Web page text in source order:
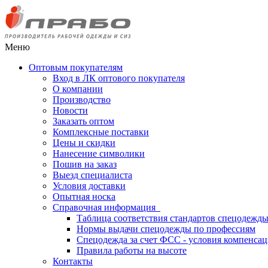
Меню
Оптовым покупателям
Вход в ЛК оптового покупателя
О компании
Производство
Новости
Заказать оптом
Комплексные поставки
Цены и скидки
Нанесение символики
Пошив на заказ
Выезд специалиста
Условия доставки
Опытная носка
Справочная информация
Таблица соответствия стандартов спецодежды
Нормы выдачи спецодежды по профессиям
Спецодежда за счет ФСС - условия
Правила работы на высоте
Контакты